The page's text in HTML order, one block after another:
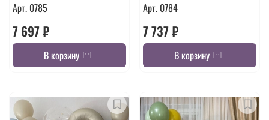
Арт. 0785
7 697 ₽
В корзину
Арт. 0784
7 737 ₽
В корзину